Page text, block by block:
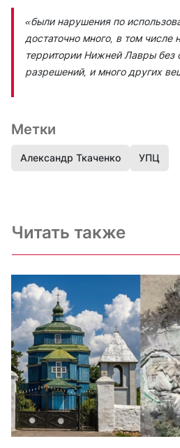
«были нарушения по
достаточно много, в том числе
территории Нижней Лавры без
разрешений, и много других
Метки
Александр Ткаченко УПЦ
Читать также